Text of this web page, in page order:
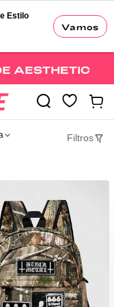
Vamos
Estilo
Filtros